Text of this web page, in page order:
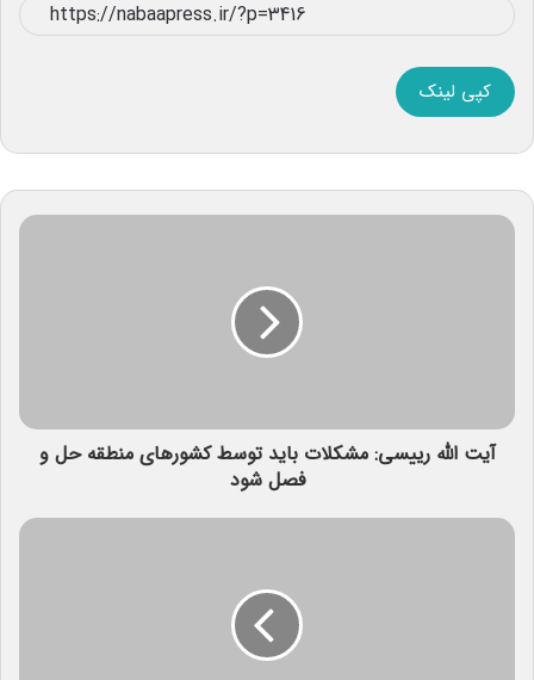
کپی لینک
آیت الله رییسی: مشکلات باید توسط کشورهای منطقه حل و
فصل شود